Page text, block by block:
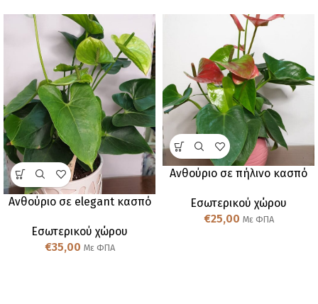
Ανθούριο σε elegant κασπό
Εσωτερικού χώρου
€35,00 Με ΦΠΑ
Ανθούριο σε πήλινο κασπό
Εσωτερικού χώρου
€25,00 Με ΦΠΑ